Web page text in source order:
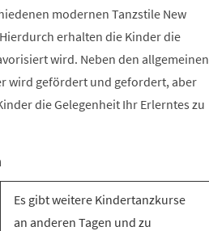
modernen Tanzstile New
erhalten die Kinder die
wird. Neben den allgemeinen
wird gefördert und gefordert, aber
die Gelegenheit Ihr Erlerntes zu
Es gibt weitere Kindertanzkurse
an anderen Tagen und zu